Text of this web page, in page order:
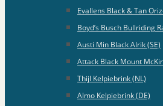
Evallens Black & Tan
Boyd’s Busch Bullriding
Austi Min Black Alrik (SE)
Attack Black Mount
Thijl Kelpiebrink (NL)
Almo Kelpiebrink (DE)